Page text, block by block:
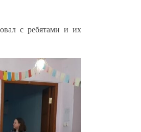
с ребятами и их